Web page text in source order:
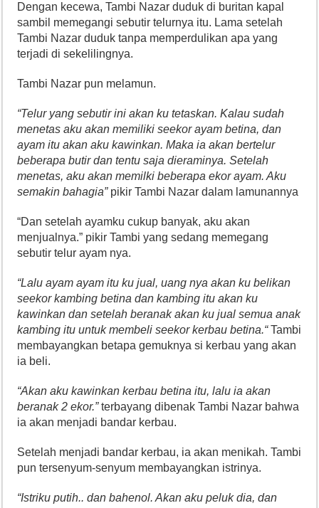
Dengan kecewa, Tambi Nazar duduk di buritan kapal
sambil memegangi sebutir telurnya itu. Lama setelah
Tambi Nazar duduk tanpa memperdulikan apa yang
terjadi di sekelilingnya.
Tambi Nazar pun melamun.
“Telur yang sebutir ini akan ku tetaskan. Kalau sudah
menetas aku akan memiliki seekor ayam betina, dan
ayam itu akan aku kawinkan. Maka ia akan bertelur
beberapa butir dan tentu saja dieraminya. Setelah
menetas, aku akan memilki beberapa ekor ayam. Aku
semakin bahagia”pikir Tambi Nazar dalam lamunannya
“Dan setelah ayamku cukup banyak, aku akan
menjualnya.” pikir Tambi yang sedang memegang
sebutir telur ayam nya.
“Lalu ayam ayam itu ku jual, uang nya akan ku belikan
seekor kambing betina dan kambing itu akan ku
kawinkan dan setelah beranak akan ku jual semua anak
kambing itu untuk membeli seekor kerbau betina.“Tambi
membayangkan betapa gemuknya si kerbau yang akan
ia beli.
“Akan aku kawinkan kerbau betina itu, lalu ia akan
beranak 2 ekor.”terbayang dibenak Tambi Nazar bahwa
ia akan menjadi bandar kerbau.
Setelah menjadi bandar kerbau, ia akan menikah. Tambi
pun tersenyum-senyum membayangkan istrinya.
“Istriku putih.. dan bahenol. Akan aku peluk dia, dan